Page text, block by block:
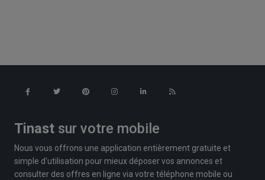
Tinast sur votre mobile
Nous vous offrons une application entièrement gratuite et
simple d'utilisation pour mieux déposer vos annonces et
consulter des offres en ligne via votre téléphone mobile ou